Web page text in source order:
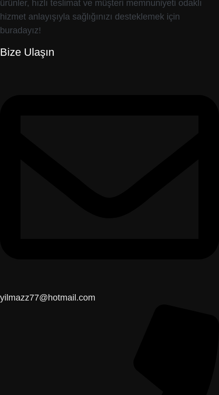
ürünler, hızlı teslimat ve müşteri memnuniyeti odaklı
hizmet anlayışıyla sağlığınızı desteklemek için
buradayız!
Bize Ulaşın
yilmazz77@hotmail.com